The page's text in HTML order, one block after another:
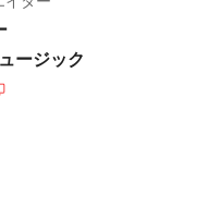
ージック